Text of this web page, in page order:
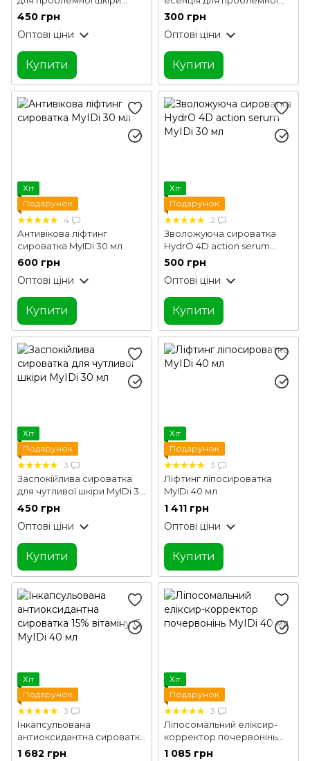
Acne-Off control serum
MyIDi 30 мл
450 грн
Оптові ціни
Купити
шкіри Acne-Off local
essence MyIDi 15 мл
300 грн
Оптові ціни
Купити
Хіт
Подарунок
4
Антивікова ліфтинг
сироватка MyIDi 30 мл
600 грн
Оптові ціни
Купити
Хіт
Подарунок
2
Зволожуюча сироватка
HydrO 4D action serum
MyIDi 30 мл
500 грн
Оптові ціни
Купити
Хіт
Подарунок
3
Заспокійлива сироватка
для чутливої шкіри MyIDi 30
мл
450 грн
Оптові ціни
Купити
Хіт
Подарунок
3
Ліфтинг ліпосироватка
MyIDi 40 мл
1 411 грн
Оптові ціни
Купити
Хіт
Подарунок
3
Інкапсульована
антиоксидантна сироватка
15% вітаміну С MyIDi 40 мл
1 682 грн
Хіт
Подарунок
3
Ліпосомальний еліксир-
корректор почервонінь
MyIDi 40 мл
1 085 грн